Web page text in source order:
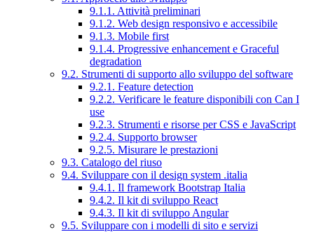
9.1.1. Attività preliminari
9.1.2. Web design responsivo e accessibile
9.1.3. Mobile first
9.1.4. Progressive enhancement e Graceful
degradation
9.2. Strumenti di supporto allo sviluppo del software
9.2.1. Feature detection
9.2.2. Verificare le feature disponibili con Can I
use
9.2.3. Strumenti e risorse per CSS e JavaScript
9.2.4. Supporto browser
9.2.5. Misurare le prestazioni
9.3. Catalogo del riuso
9.4. Sviluppare con il design system .italia
9.4.1. Il framework Bootstrap Italia
9.4.2. Il kit di sviluppo React
9.4.3. Il kit di sviluppo Angular
9.5. Sviluppare con i modelli di sito e servizi